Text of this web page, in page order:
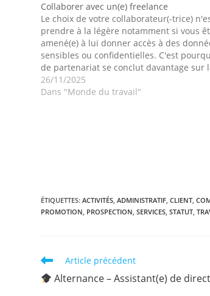
Collaborer avec un(e) freelance
Le choix de votre collaborateur(-trice)
prendre à la légère notamment si vous
amené(e) à lui donner accès à des
sensibles ou confidentielles. C'est
de partenariat se conclut davantage sur
la confiance mutuelle. Y compris au point
du/de…
26/11/2025
Dans "Monde du travail"
ÉTIQUETTES:ACTIVITÉS, ADMINISTRATIF, CLIENT,
PROMOTION, PROSPECTION, SERVICES, STATUT,
Article précédent
Alternance – Assistant(e) de